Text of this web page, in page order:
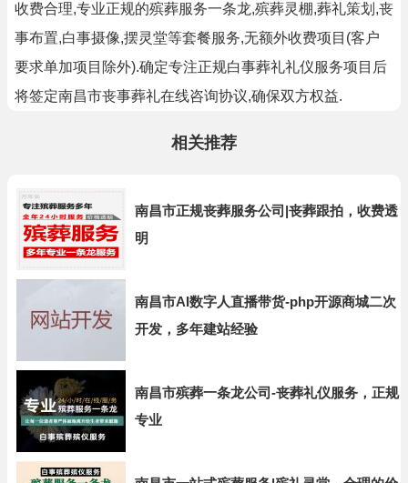
收费合理,专业正规的殡葬服务一条龙,殡葬灵棚,葬礼策划,丧
事布置,白事摄像,摆灵堂等套餐服务,无额外收费项目(客户
要求单加项目除外).确定专注正规白事葬礼礼仪服务项目后
将签定南昌市丧事葬礼在线咨询协议,确保双方权益.
相关推荐
南昌市正规丧葬服务公司|丧葬跟拍，收费透
明
南昌市AI数字人直播带货-php开源商城二次
开发，多年建站经验
南昌市殡葬一条龙公司-丧葬礼仪服务，正规
专业